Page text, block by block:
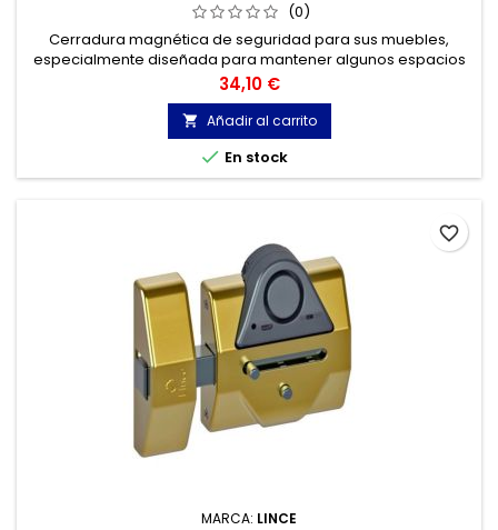
(0)
Cerradura magnética de seguridad para sus muebles,
especialmente diseñada para mantener algunos espacios
fuera del alcance de los niños.
Precio
34,10 €
 Añadir al carrito
 En stock
MARCA: LINCE
favorite_border